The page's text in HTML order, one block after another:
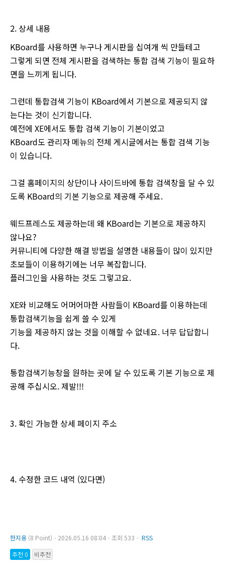
2. 상세 내용
KBoard를 사용하면 누구나 게시판을 십여개 씩 만들테고
그렇게 되면 전체 게시판을 검색하는 통합 검색 기능이 필요하
면을 느끼게 됩니다.
그런데 통합검색 기능이 KBoard에서 기본으로 제공되지 않
는다는 것이 신기합니다.
예전에 XE에서도 통합 검색 기능이 기본이었고
KBoard도 관리자 메뉴의 전체 게시글에서는 통합 검색 기능
이 있습니다.
그걸 홈페이지의 상단이나 사이드바에 통합 검색창을 달 수 있
도록 KBoard의 기본 기능으로 제공해 주세요.
웨드프레스도 제공하는데 왜 KBoard는 기본으로 제공하지
않나요?
커뮤니티에 다양한 해결 방법을 설명한 내용들이 많이 있지만
초보들이 이용하기에는 너무 복잡합니다.
플러그인을 사용하는 것도 그렇고요.
XE와 비교해도 어머어마한 사람들이 KBoard를 이용하는데
통합검색기능을 쉽게 쓸 수 있게
기능을 제공하지 않는 것을 이해할 수 없네요. 너무 답답합니
다.
통합검색기능창을 원하는 곳에 달 수 있도록 기본 기능으로 제
공해 주십시오. 제발!!!
3. 확인 가능한 상세 페이지 주소
4. 수정한 코드 내역 (있다면)
한지용 (8 Point)ㆍ2026.05.16 08:04ㆍ조회 533ㆍ RSS
추천 0
비추천